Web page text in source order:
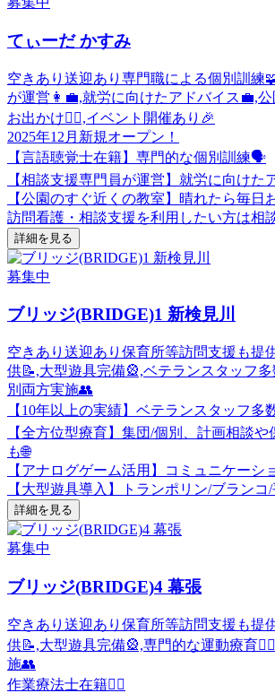
てぃーだ かすみ
空きあり 送迎あり 専門職による個別訓練
が運営👩‍💼,就労に向けたアドバイス💼,
お出かけ🚶‍♀️,イベント開催あり🎉
2025年12月新規オープン！
【言語聴覚士在籍】専門的な個別訓練🗣️
【相談支援専門員が運営】就労に向けた
【公園のすぐ近くの教室】晴れたら毎日
訪問看護・相談支援を利用したい方は相
詳細を見る
募集中
ブリッジ(BRIDGE)1 新検見川
空きあり 送迎あり 保育所等訪問支援も提
供📝,大型遊具完備🎡,ベテランスタッフ多
別両方実施👥
【10年以上の実績】ベテランスタッフ多
【全方位型療育】集団/個別、計画相談
も🌐
【アナログゲーム活用】コミュニケーシ
【大型遊具導入】トランポリン/ブランコ
詳細を見る
募集中
ブリッジ(BRIDGE)4 幕張
空きあり 送迎あり 保育所等訪問支援も提
供📝,大型遊具完備🎡,専門的な運動療育
施👥
作業療法士在籍🏃‍♂️